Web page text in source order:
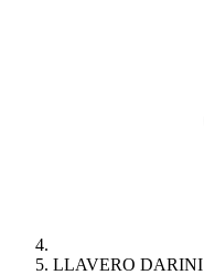
LLAVERO DARINI